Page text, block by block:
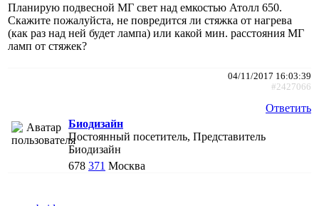
Планирую подвесной МГ свет над емкостью Атолл 650.
Скажите пожалуйста, не повредится ли стяжка от нагрева
(как раз над ней будет лампа) или какой мин. расстояния МГ
ламп от стяжек?
04/11/2017 16:03:39
#2427066
Ответить
Биодизайн
Постоянный посетитель, Представитель
Биодизайн
678 371 Москва